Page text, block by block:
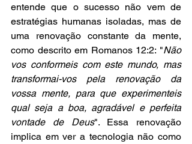
entende que o sucesso não vem de
estratégias humanas isoladas, mas de
uma renovação constante da mente,
como descrito em Romanos 12:2: "Não
vos conformeis com este mundo, mas
transformai-vos pela renovação da
vossa mente, para que experimenteis
qual seja a boa, agradável e perfeita
vontade de Deus". Essa renovação
implica em ver a tecnologia não como